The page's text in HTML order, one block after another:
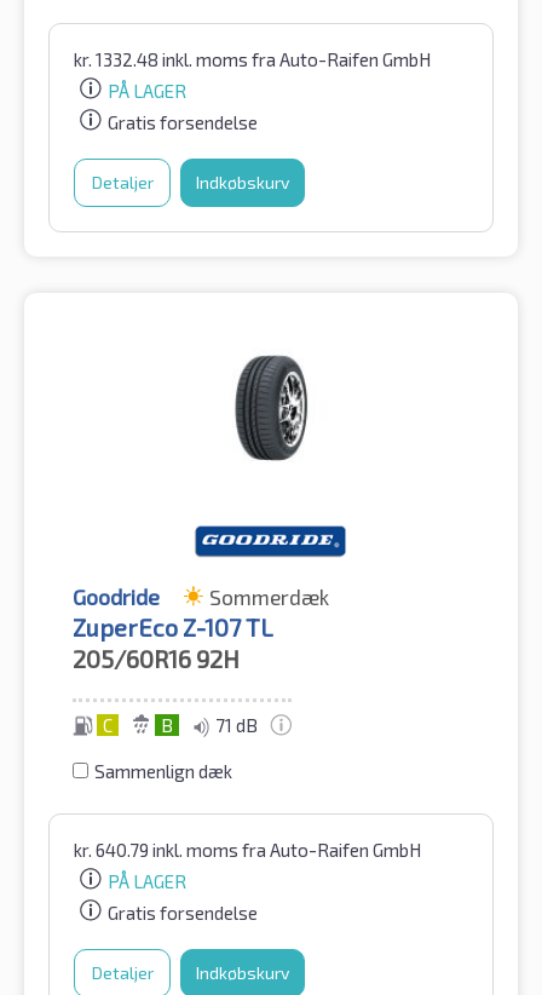
kr. 1332.48 inkl. moms fra Auto-Raifen GmbH
PÅ LAGER
Gratis forsendelse
Detaljer Indkøbskurv
Goodride Sommerdæk
ZuperEco Z-107 TL
205/60R16 92H
C B 71 dB
Sammenlign dæk
kr. 640.79 inkl. moms fra Auto-Raifen GmbH
PÅ LAGER
Gratis forsendelse
Detaljer Indkøbskurv